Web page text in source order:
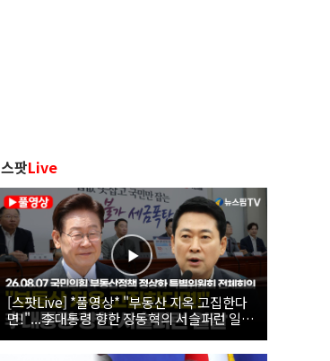
스팟Live
[스팟Live] *풀영상* "부동산 지옥 고집한다
면!"...李대통령 향한 장동혁의 서슬퍼런 일갈
| 26.08.07 국민의힘 부동산정책 정상화 특별
위원회 전체회의